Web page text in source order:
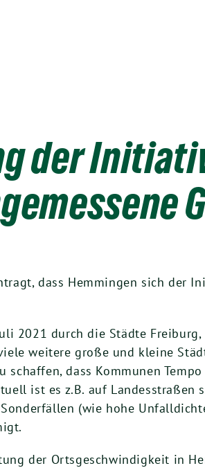
der
dass Hemmingen sich der
2021 durch die Städte
weitere große und kleine
schaffen, dass Kommunen
ist es z.B. auf Landesstraßen
(wie hohe
der Ortsgeschwindigkeit in